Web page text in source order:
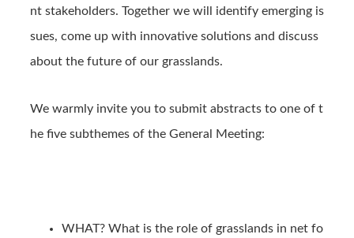
nt stakeholders. Together we will identify emerging is
sues, come up with innovative solutions and discuss
about the future of our grasslands.
We warmly invite you to submit abstracts to one of t
he five subthemes of the General Meeting:
WHAT? What is the role of grasslands in net fo